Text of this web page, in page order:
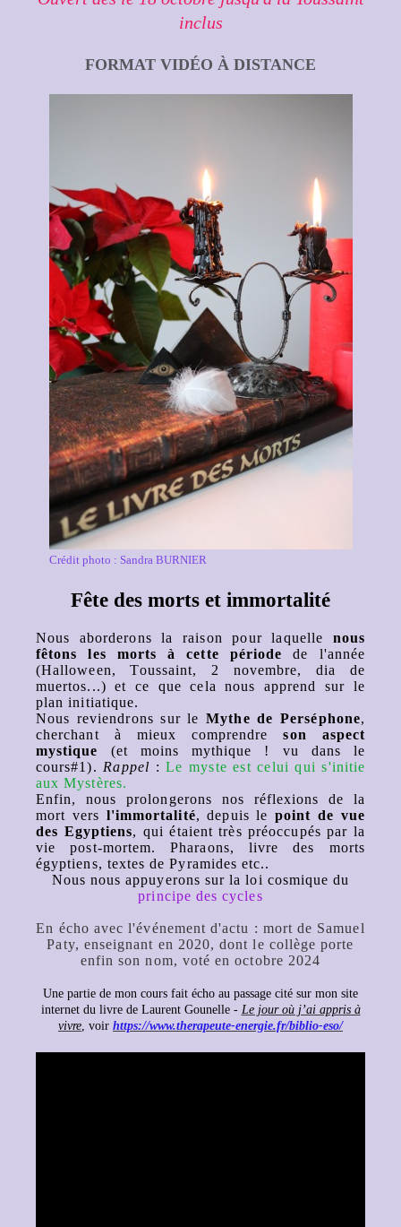
inclus
FORMAT VIDÉO À DISTANCE
Crédit photo : Sandra BURNIER
Fête des morts et immortalité
Nous aborderons la raison pour laquelle nous
fêtons les morts à cette période de l'année
(Halloween, Toussaint, 2 novembre, dia de
muertos...) et ce que cela nous apprend sur le
plan initiatique.
Nous reviendrons sur leMythe de Perséphone,
cherchant à mieux comprendreson aspect
mystique (et moins mythique ! vu dans le
cours#1). Rappel : Le myste est celui qui s'initie
aux Mystères.
Enfin, nous prolongerons nos réflexions de la
mort vers l'immortalité, depuis lepoint de vue
des Egyptiens, qui étaient très préoccupés par la
vie post-mortem. Pharaons, livre des morts
égyptiens, textes de Pyramides etc..
Nous nous appuyerons sur la loi cosmique du
principe des cycles
En écho avec l'événement d'actu : mort de Samuel
Paty, enseignant en 2020, dont le collège porte
enfin son nom, voté en octobre 2024
Une partie de mon cours fait écho au passage cité sur mon site
internet du livre de Laurent Gounelle - Le jour où j’ai appris à
vivre , voir https://www.therapeute-energie.fr/biblio-eso/